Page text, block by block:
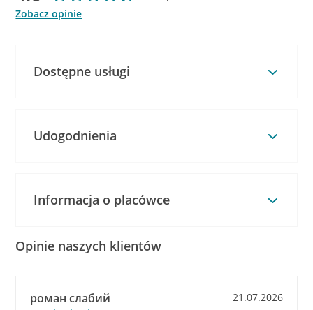
Zobacz opinie
Dostępne usługi
Udogodnienia
Informacja o placówce
Opinie naszych klientów
роман слабий 21.07.2026